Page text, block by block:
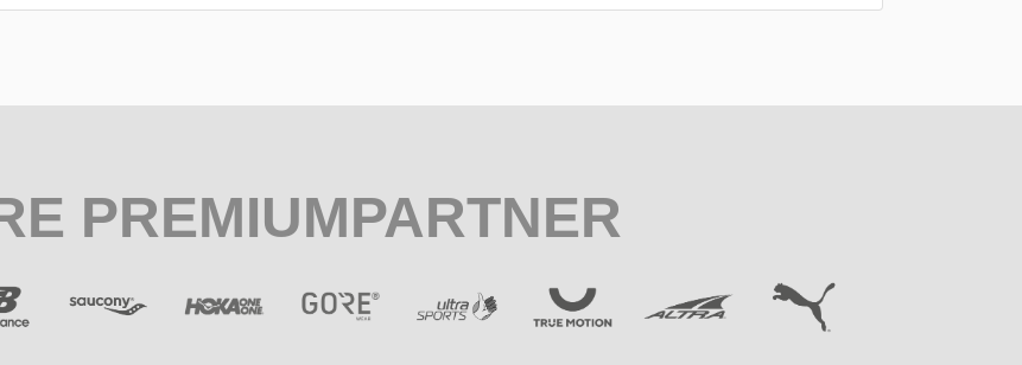
PREMIUMPARTNER